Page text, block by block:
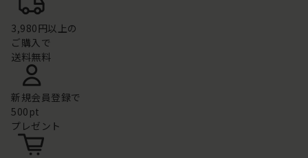
3,980円以上の
ご購入で
送料無料
新規会員登録で
500pt
プレゼント